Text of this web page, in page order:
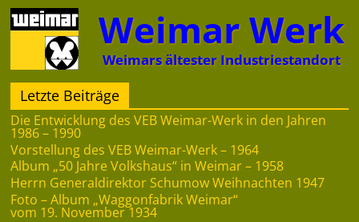
Zum
Inhalt
springen
Weimar Werk
Weimars ältester Industriestandort
Letzte Beiträge
Die Entwicklung des VEB Weimar-Werk in den Jahren
1986 – 1990
Vorstellung des VEB Weimar-Werk – 1964
Album „50 Jahre Volkshaus“ in Weimar – 1958
Herrn Generaldirektor Schumow Weihnachten 1947
Foto – Album „Waggonfabrik Weimar“
vom 19. November 1934